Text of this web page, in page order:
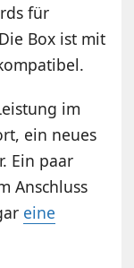
für
Box ist mit
im
ein neues
Ein paar
Anschluss
eine